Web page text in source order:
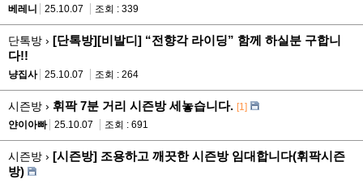
베레니 25.10.07 조회 : 339
단톡방 › [단톡방][비발디] “전향각 라이딩” 함께 하실분 구합니
다!!
냥집사 25.10.07 조회 : 264
시즌방 › 휘팍 7분 거리 시즌방 세놓습니다. [1]
얀이아빠
25.10.07 조회 : 691
시즌방 › [시즌방] 조용하고 깨끗한 시즌방 임대합니다(휘팍시즌
방)